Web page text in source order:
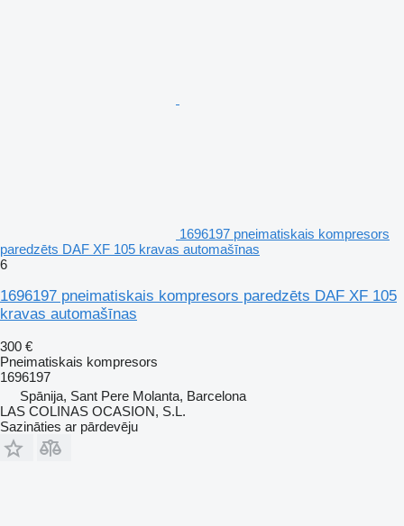
1696197 pneimatiskais kompresors
paredzēts DAF XF 105 kravas automašīnas
6
1696197 pneimatiskais kompresors paredzēts DAF XF 105
kravas automašīnas
300 €
Pneimatiskais kompresors
1696197
Spānija, Sant Pere Molanta, Barcelona
LAS COLINAS OCASION, S.L.
Sazināties ar pārdevēju